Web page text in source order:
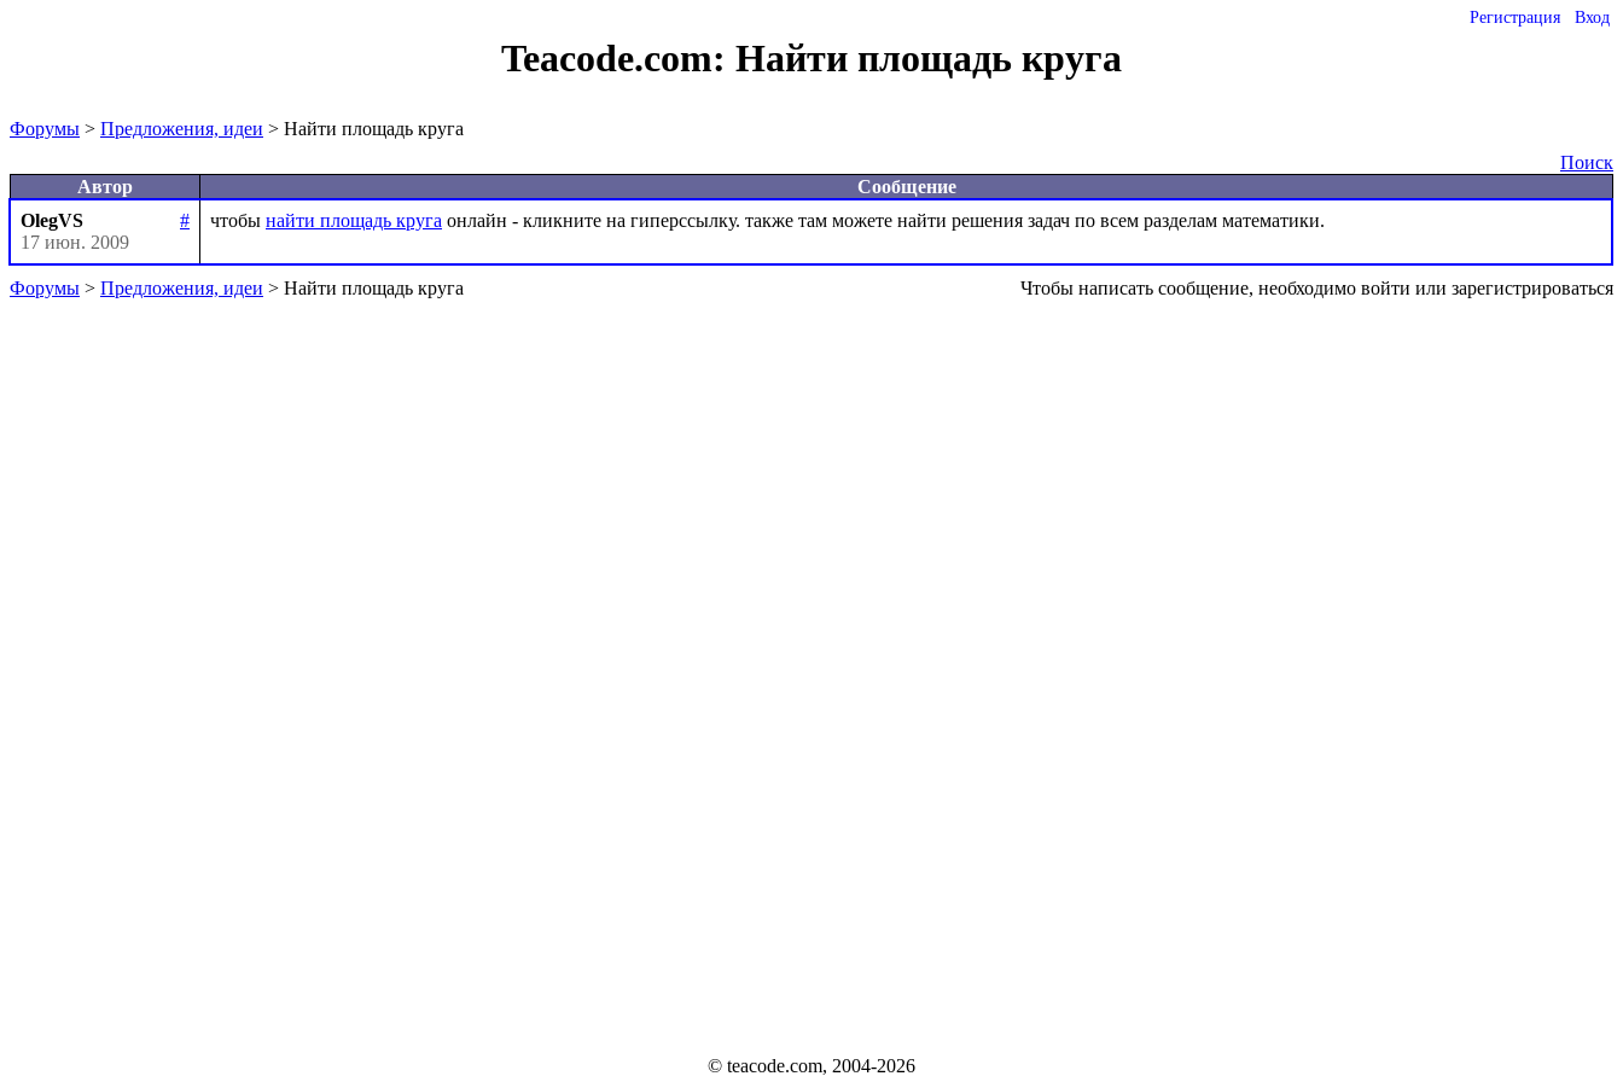
Регистрация Вход
Teacode.com: Найти площадь круга
Форумы > Предложения, идеи > Найти площадь круга
Поиск
Автор
Сообщение
OlegVS
#
17 июн. 2009
чтобы найти площадь круга
Форумы > Предложения, идеи > Найти площадь круга Чтобы написать сообщение, необходимо войти или зарегистрироваться
© teacode.com, 2004-2026